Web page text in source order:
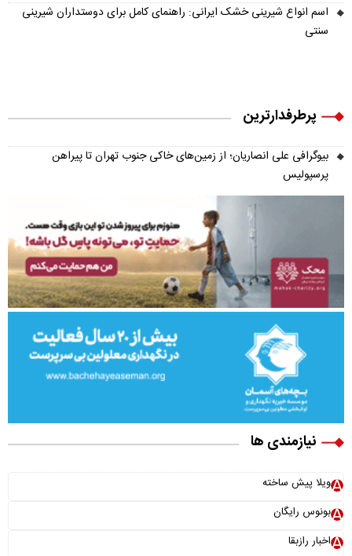
اسم انواع شیرینی خشک ایرانی: راهنمای کامل برای دوستداران شیرینی
سنتی
پرطرفدارترین
بیوگرافی علی انصاریان؛ از زمین‌های خاکی جنوب تهران تا پیراهن
پرسپولیس
نیازمندی ها
ویلا پیش ساخته
بونوس رایگان
اخبار رازبقا